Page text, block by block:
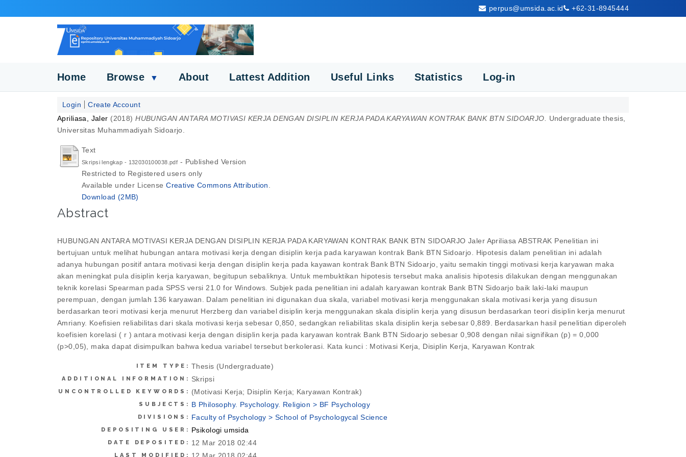
perpus@umsida.ac.id +62-31-8945444
Home Browse ▼ About Lattest Addition Useful Links Statistics Log-in
Login
Create Account
Apriliasa, Jaler (2018)HUBUNGAN ANTARA MOTIVASI KERJA DENGAN DISIPLIN KERJA PADA KARYAWAN KONTRAK BANK BTN SIDOARJO.
Undergraduate thesis,
Universitas Muhammadiyah Sidoarjo.
Text
Skripsi lengkap - 132030100038.pdf - Published Version
Restricted to Registered users only
Available under LicenseCreative Commons Attribution
Download (2MB)
Abstract
HUBUNGAN ANTARA MOTIVASI KERJA DENGAN DISIPLIN KERJA PADA KARYAWAN KONTRAK BANK BTN SIDOARJO Jaler Apriliasa ABSTRAK Penelitian ini
bertujuan untuk melihat hubungan antara motivasi kerja dengan disiplin kerja pada karyawan kontrak Bank BTN Sidoarjo. Hipotesis dalam penelitian ini adalah
adanya hubungan positif antara motivasi kerja dengan disiplin kerja pada kayawan kontrak Bank BTN Sidoarjo, yaitu semakin tinggi motivasi kerja karyawan maka
akan meningkat pula disiplin kerja karyawan, begitupun sebaliknya. Untuk membuktikan hipotesis tersebut maka analisis hipotesis dilakukan dengan menggunakan
teknik korelasi Spearman pada SPSS versi 21.0 for Windows. Subjek pada penelitian ini adalah karyawan kontrak Bank BTN Sidoarjo baik laki-laki maupun
perempuan, dengan jumlah 136 karyawan. Dalam penelitian ini digunakan dua skala, variabel motivasi kerja menggunakan skala motivasi kerja yang disusun
berdasarkan teori motivasi kerja menurut Herzberg dan variabel disiplin kerja menggunakan skala disiplin kerja yang disusun berdasarkan teori disiplin kerja menurut
Amriany. Koefisien reliabilitas dari skala motivasi kerja sebesar 0,850, sedangkan reliabilitas skala disiplin kerja sebesar 0,889. Berdasarkan hasil penelitian diperoleh
koefisien korelasi ( r ) antara motivasi kerja dengan disiplin kerja pada karyawan kontrak Bank BTN Sidoarjo sebesar 0,908 dengan nilai signifikan (p) = 0,000
(p>0,05), maka dapat disimpulkan bahwa kedua variabel tersebut berkolerasi. Kata kunci : Motivasi Kerja, Disiplin Kerja, Karyawan Kontrak
ITEM TYPE: Thesis (Undergraduate)
ADDITIONAL INFORMATION: Skripsi
UNCONTROLLED KEYWORDS: (Motivasi Kerja; Disiplin Kerja; Karyawan Kontrak)
SUBJECTS: B Philosophy. Psychology. Religion > BF Psychology
DIVISIONS: Faculty of Psychology > School of Psychologycal Science
DEPOSITING USER: Psikologi umsida
DATE DEPOSITED: 12 Mar 2018 02:44
LAST MODIFIED: 12 Mar 2018 02:44